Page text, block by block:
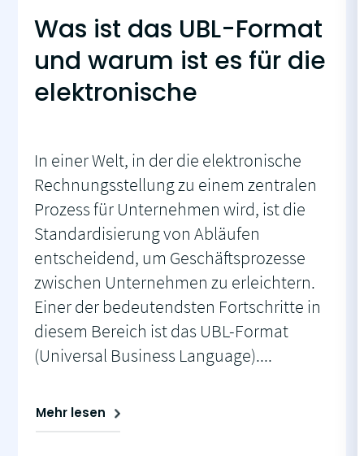
Was ist das UBL-Format
und warum ist es für die
elektronische
In einer Welt, in der die elektronische
Rechnungsstellung zu einem zentralen
Prozess für Unternehmen wird, ist die
Standardisierung von Abläufen
entscheidend, um Geschäftsprozesse
zwischen Unternehmen zu erleichtern.
Einer der bedeutendsten Fortschritte in
diesem Bereich ist das UBL-Format
(Universal Business Language)....
Mehr lesen